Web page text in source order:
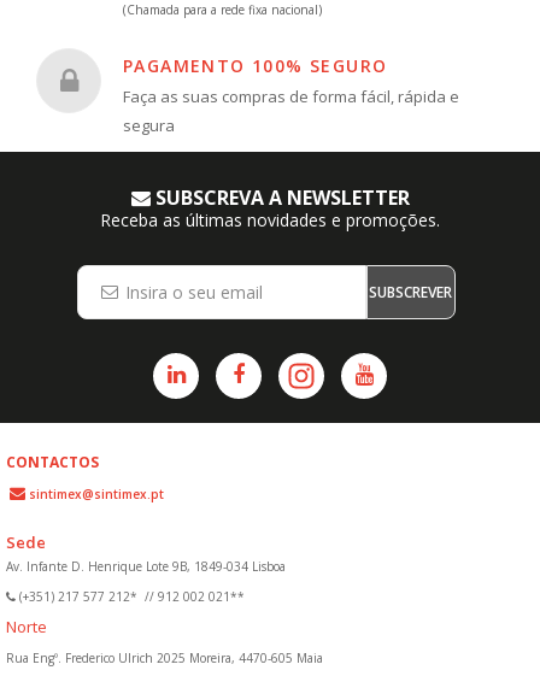
(Chamada para a rede fixa nacional)
PAGAMENTO 100% SEGURO
Faça as suas compras de forma fácil, rápida e
segura
SUBSCREVA A NEWSLETTER
Receba as últimas novidades e promoções.
SUBSCREVER
CONTACTOS
sintimex@sintimex.pt
Sede
Av. Infante D. Henrique Lote 9B, 1849-034 Lisboa
(+351) 217 577 212* // 912 002 021**
Norte
Rua Engº. Frederico Ulrich 2025 Moreira, 4470-605 Maia